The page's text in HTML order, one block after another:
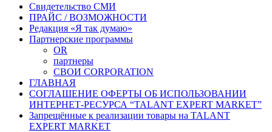
Свидетельство СМИ
ПРАЙС / ВОЗМОЖНОСТИ
Редакция «Я так думаю»
Партнерские программы
OR
партнеры
СВОИ CORPORATION
ГЛАВНАЯ
СОГЛАШЕНИЕ ОФЕРТЫ ОБ ИСПОЛЬЗОВАНИИ
ИНТЕРНЕТ-РЕСУРСА “TALANT EXPERT MARKET”
Запрещённые к реализации товары на TALANT
EXPERT MARKET